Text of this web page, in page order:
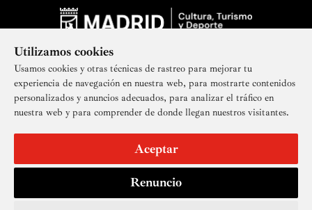
Utilizamos cookies
Usamos cookies y otras técnicas de rastreo para mejorar tu
experiencia de navegación en nuestra web, para mostrarte contenidos
personalizados y anuncios adecuados, para analizar el tráfico en
nuestra web y para comprender de donde llegan nuestros visitantes.
Aceptar
Renuncio
Suscríbete a nuestra newsletter
AccesibilidadDerechos de imagen
Política de privacidadContactoCookies